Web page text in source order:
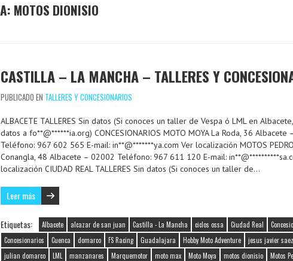
MOTOS DIONISIO
CASTILLA – LA MANCHA – TALLERES Y
PUBLICADO EN TALLERES Y CONCESIONARIOS
ALBACETE TALLERES Sin datos (Si conoces un taller de Vespa ó LML en
datos a fo**@******ia.org) CONCESIONARIOS MOTO MOYA La Roda, 36 Albacete
Teléfono: 967 602 565 E-mail: in**@*******ya.com Ver localización MOTOS
Conangla, 48 Albacete – 02002 Teléfono: 967 611 120 E-mail:
localización CIUDAD REAL TALLERES Sin datos (Si conoces un taller de…
Leer más
Etiquetas: Albacete alcazar de san juan Castilla - La Mancha ciclos ossa Ciudad Real
Concesionarios
Cuenca domarco FS Racing Guadalajara Hobby Moto Adventure jesus javier
julian domarco
LML manzanares Marquemotor moto max Moto Moya motos dionisio Motos